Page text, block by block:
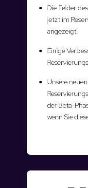
Die Felder
jetzt im
angezeigt.
Einige
Unsere neuen
der Beta-
wenn Sie